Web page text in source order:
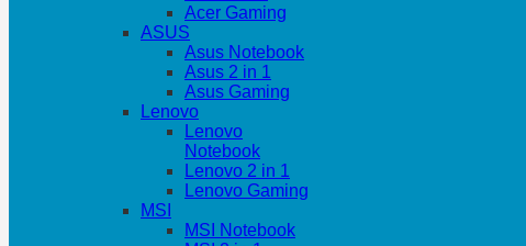
Acer Gaming
ASUS
Asus Notebook
Asus 2 in 1
Asus Gaming
Lenovo
Lenovo
Notebook
Lenovo 2 in 1
Lenovo Gaming
MSI
MSI Notebook